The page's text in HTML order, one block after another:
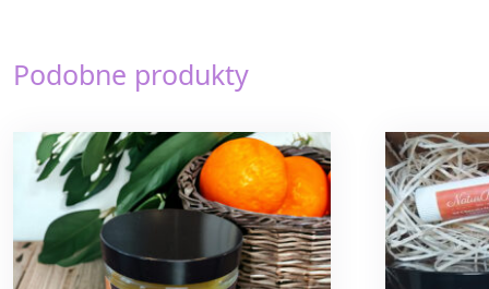
Podobne produkty